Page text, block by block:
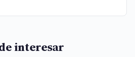
interesar